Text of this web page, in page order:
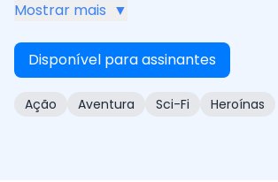
fatos históricos, CLASSIFIED
órfã recrutada para fazer parte da
Serviço Secreto britânico,
Mostrar mais ▼
Disponível para assinantes
Ação Aventura Sci-Fi Heroínas